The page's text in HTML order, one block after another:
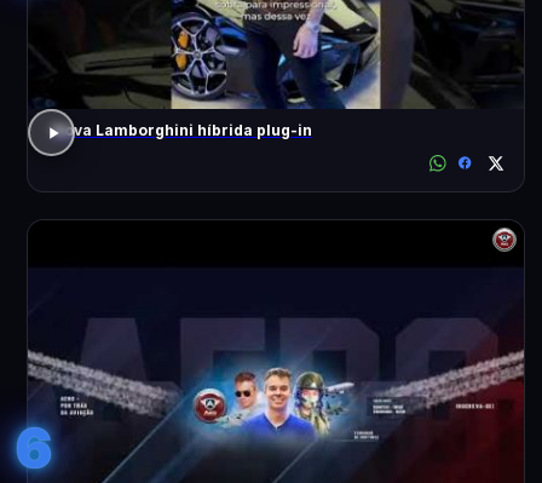
Nova Lamborghini híbrida plug-in
6